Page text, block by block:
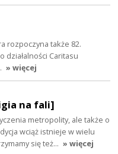
rozpoczyna także 82.
działalności Caritasu
» więcej
na fali]
metropolity, ale także o
wciąż istnieje w wielu
się też… » więcej